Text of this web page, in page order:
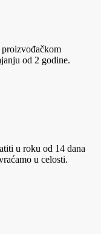
od 2 godine.
u roku od 14 dana
u celosti.